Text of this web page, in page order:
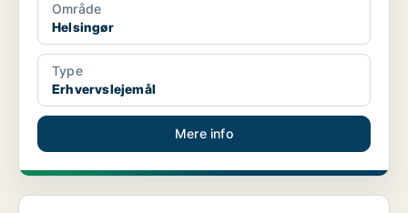
Område
Helsingør
Type
Erhvervslejemål
Mere info
Ejendom i Dyssegård